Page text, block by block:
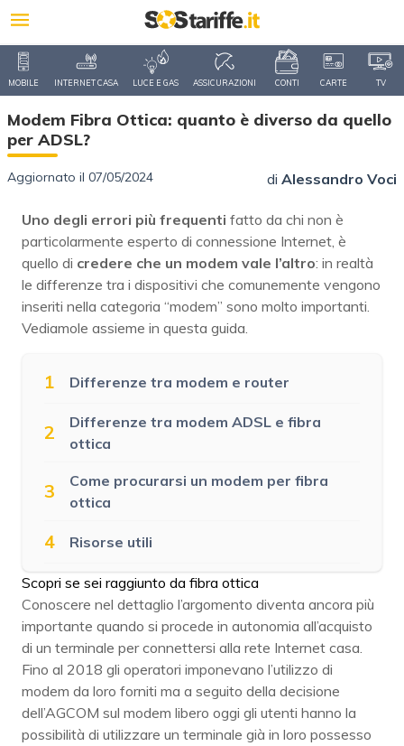
MOBILE INTERNET CASA LUCE E GAS ASSICURAZIONI CONTI CARTE TV
Modem Fibra Ottica: quanto è diverso da quello
per ADSL?
Aggiornato il 07/05/2024 di Alessandro Voci
Uno degli errori più frequenti fatto da chi non è
particolarmente esperto di connessione Internet, è
quello di credere che un modem vale l’altro: in realtà
le differenze tra i dispositivi che comunemente vengono
inseriti nella categoria “modem” sono molto importanti.
Vediamole assieme in questa guida.
1 Differenze tra modem e router
2
Differenze tra modem ADSL e fibra
ottica
3
Come procurarsi un modem per fibra
ottica
4 Risorse utili
Scopri se sei raggiunto da fibra ottica
Conoscere nel dettaglio l’argomento diventa ancora più
importante quando si procede in autonomia all’acquisto
di un terminale per connettersi alla rete Internet casa.
Fino al 2018 gli operatori imponevano l’utilizzo di
modem da loro forniti ma a seguito della decisione
dell’AGCOM sul modem libero oggi gli utenti hanno la
possibilità di utilizzare un terminale già in loro possesso